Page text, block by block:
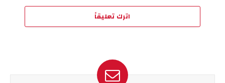
اترك تعليقاً